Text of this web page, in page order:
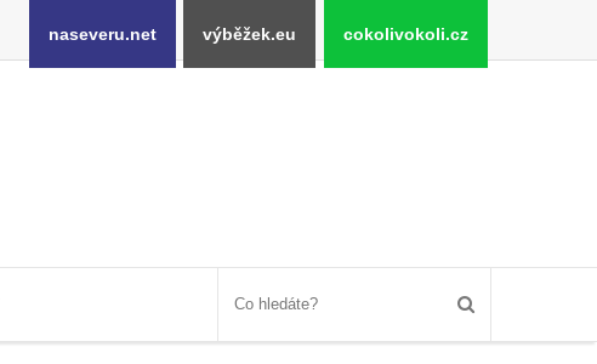
naseveru.net výběžek.eu cokolivokoli.cz